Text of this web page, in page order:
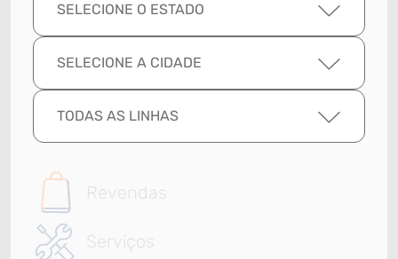
SELECIONE O ESTADO
SELECIONE A CIDADE
TODAS AS LINHAS
Revendas
Serviços